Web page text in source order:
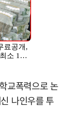
교폭력으로 논
나인우를 투